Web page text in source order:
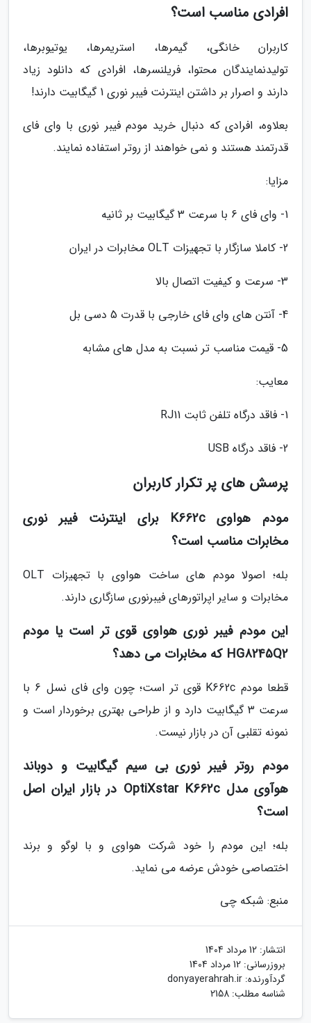
افرادی مناسب است؟
کاربران خانگی، گیمرها، استریمرها، یوتیوبرها،
تولیدنمایندگان محتوا، فریلنسرها، افرادی که دانلود زیاد
دارند و اصرار بر داشتن اینترنت فیبر نوری 1 گیگابیت دارند!
بعلاوه، افرادی که دنبال خرید مودم فیبر نوری با وای فای
قدرتمند هستند و نمی خواهند از روتر استفاده نمایند.
مزایا:
1- وای فای 6 با سرعت 3 گیگابیت بر ثانیه
2- کاملا سازگار با تجهیزات OLT مخابرات در ایران
3- سرعت و کیفیت اتصال بالا
4- آنتن های وای فای خارجی با قدرت 5 دسی بل
5- قیمت مناسب تر نسبت به مدل های مشابه
معایب:
1- فاقد درگاه تلفن ثابت RJ11
2- فاقد درگاه USB
پرسش های پر تکرار کاربران
مودم هواوی K662c برای اینترنت فیبر نوری
مخابرات مناسب است؟
بله؛ اصولا مودم های ساخت هواوی با تجهیزات OLT
مخابرات و سایر اپراتورهای فیبرنوری سازگاری دارند.
این مودم فیبر نوری هواوی قوی تر است یا مودم
HG8245Q2 که مخابرات می دهد؟
قطعا مودم K662c قوی تر است؛ چون وای فای نسل 6 با
سرعت 3 گیگابیت دارد و از طراحی بهتری برخوردار است و
نمونه تقلبی آن در بازار نیست.
مودم روتر فیبر نوری بی سیم گیگابیت و دوباند
هوآوی مدل OptiXstar K662c در بازار ایران اصل
است؟
بله؛ این مودم را خود شرکت هواوی و با لوگو و برند
اختصاصی خودش عرضه می نماید.
منبع: شبکه چی
انتشار: 12 مرداد 1404
بروزرسانی: 12 مرداد 1404
گردآورنده: donyayerahrah.ir
شناسه مطلب: 2158